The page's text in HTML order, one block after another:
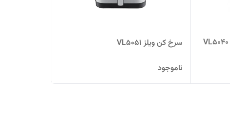
سرخ کن ویلز VL5051
ناموجود